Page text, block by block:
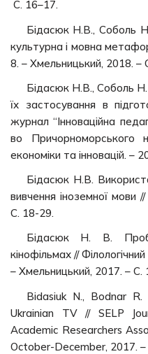
С. 16–17.
Бідасюк Н.В., Соболь
культурна і мовна
8. – Хмельницький, 2018. –
Бідасюк Н.В., Соболь
їх застосування в
журнал “Інноваційна
во Причорноморського
економіки та інновацій. –
Бідасюк Н.В.
вивчення іноземної
С. 18-29.
Бідасюк Н. В.
кінофільмах //
– Хмельницький, 2017. – С.
Bidasiuk N., Bodnar
Ukrainian TV // SELP
Academic Researchers
October-December, 2017. –